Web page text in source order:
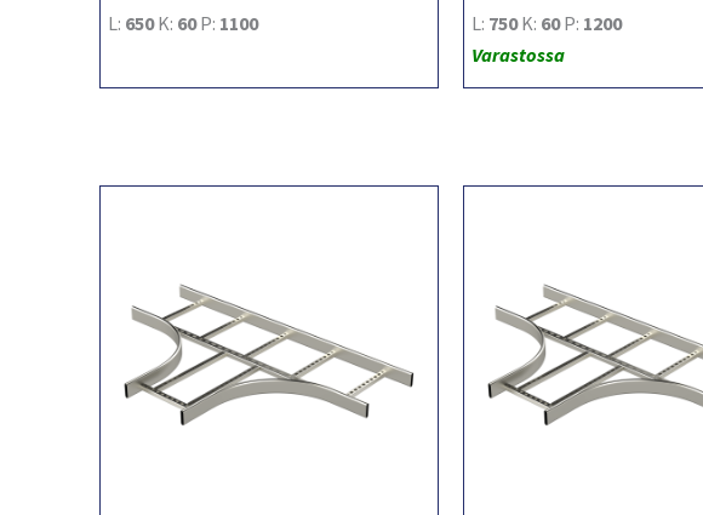
L: 650K: 60P: 1100
L: 750K: 60P: 1200
Varastossa